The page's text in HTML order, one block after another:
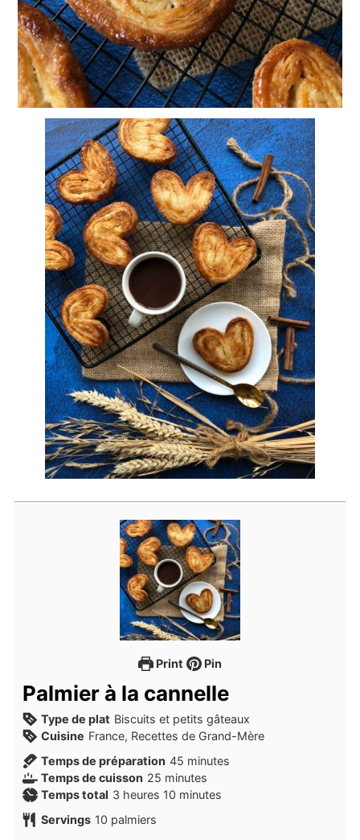
Print Pin
Palmier à la cannelle
Type de plat Biscuits et petits gâteaux
Cuisine France, Recettes de Grand-Mère
Temps de préparation 45 minutes
minutes
Temps de cuisson 25 minutes
minutes
Temps total 3 heures
heures 10 minutes
minutes
Servings 10 palmiers